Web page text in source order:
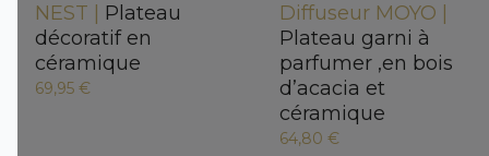
NEST | Plateau
décoratif en
céramique
69,95 €
Diffuseur MOYO |
Plateau garni à
parfumer ,en bois
d’acacia et
céramique
64,80 €